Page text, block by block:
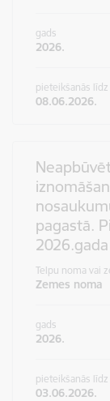
gads
2026.
pieteikšanās
08.06.2026.
pagastā.
Telpu noma vai
Zemes noma
gads
2026.
pieteikšanās
03.06.2026.